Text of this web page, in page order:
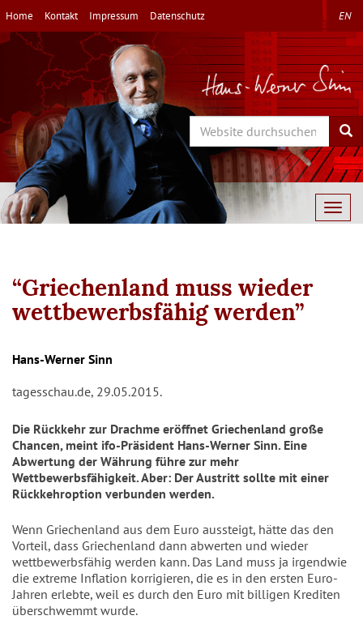
Direkt
zum
Inhalt
Home Kontakt Impressum Datenschutz EN
Search
“Griechenland muss wieder
wettbewerbsfähig werden”
Autor/en
Hans-Werner Sinn
tagesschau.de, 29.05.2015.
Die Rückkehr zur Drachme eröffnet Griechenland große
Chancen, meint ifo-Präsident Hans-Werner Sinn. Eine
Abwertung der Währung führe zur mehr
Wettbewerbsfähigkeit. Aber: Der Austritt sollte mit einer
Rückkehroption verbunden werden.
Wenn Griechenland aus dem Euro aussteigt, hätte das den
Vorteil, dass Griechenland dann abwerten und wieder
wettbewerbsfähig werden kann. Das Land muss ja irgendwie
die extreme Inflation korrigieren, die es in den ersten Euro-
Jahren erlebte, weil es durch den Euro mit billigen Krediten
überschwemmt wurde.